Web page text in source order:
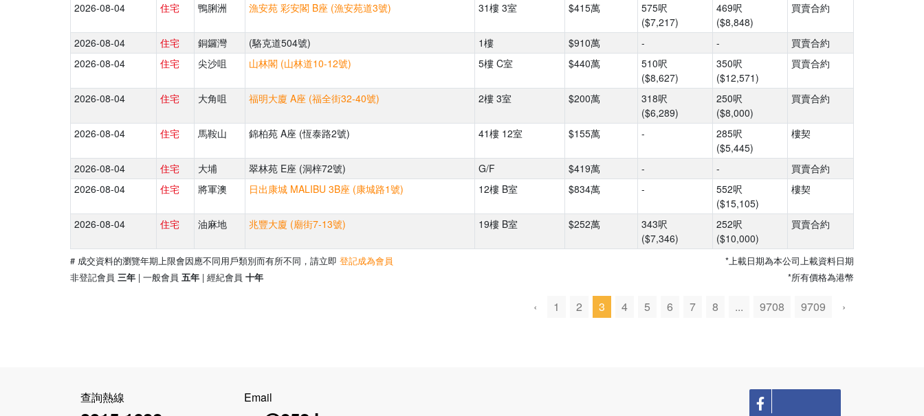
2026-08-04 住宅 鴨脷洲 漁安苑 彩安閣 B座 (漁安苑道3號) 31樓 3室 $415萬
575呎
($7,217)
469呎
($8,848)
買賣合約
2026-08-04 住宅 銅鑼灣 (駱克道504號) 1樓 $910萬 - -
買賣合約
2026-08-04
住宅 尖沙咀 山林閣 (山林道10-12號) 5樓 C室 $440萬
510呎
($8,627)
350呎
($12,571)
買賣合約
2026-08-04 住宅 大角咀 福明大廈 A座 (福全街32-40號) 2樓 3室 $200萬
318呎
($6,289)
250呎
($8,000)
買賣合約
2026-08-04 住宅 馬鞍山 錦柏苑 A座 (恆泰路2號) 41樓 12室 $155萬 -
285呎
($5,445)
樓契
2026-08-04 住宅 大埔 翠林苑 E座 (洞梓72號) G/F $419萬 - -
買賣合約
2026-08-04
住宅 將軍澳 日出康城 MALIBU 3B座 (康城路1號) 12樓 B室 $834萬 -
552呎
($15,105)
樓契
2026-08-04 住宅 油麻地 兆豐大廈 (廟街7-13號) 19樓 B室 $252萬
343呎
($7,346)
252呎
($10,000)
買賣合約
# 成交資料的瀏覽年期上限會因應不同用戶類別而有所不同，請立即 登記成為會員
非登記會員 三年 | 一般會員 五年 | 經紀會員 十年
*上載日期為本公司上載資料日期
*所有價格為港幣
‹ 1 2 3 4 5 6 7 8 ... 9708 9709 ›
查詢熱線 Email